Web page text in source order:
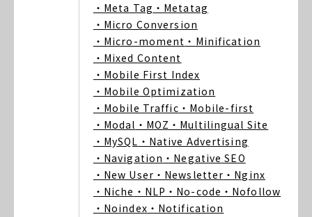
・Meta Tag ・Metatag
・Micro Conversion
・Micro-moment ・Minification
・Mixed Content
・Mobile First Index
・Mobile Optimization
・Mobile Traffic ・Mobile-first
・Modal ・MOZ ・Multilingual Site
・MySQL ・Native Advertising
・Navigation ・Negative SEO
・New User ・Newsletter ・Nginx
・Niche ・NLP ・No-code ・Nofollow
・Noindex ・Notification